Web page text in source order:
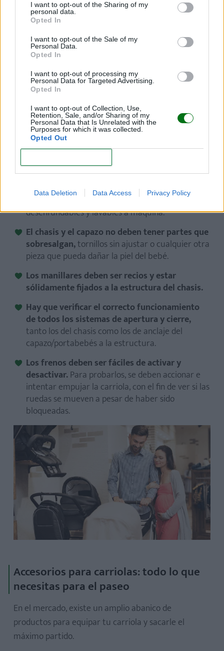
I want to opt-out of the Sharing of my
personal data.
Opted In
I want to opt-out of the Sale of my
Personal Data.
Opted In
I want to opt-out of processing my
Personal Data for Targeted Advertising.
Opted In
I want to opt-out of Collection, Use,
Retention, Sale, and/or Sharing of my
Personal Data that Is Unrelated with the
Purposes for which it was collected.
Opted Out
Data Deletion Data Access Privacy Policy
gusta disfrutar de la ciudad, debes saber que hay
carriolas más compactas y que tienen un plegado
más reducido, lo que permite poder conducirlas con
facilidad por calles estrechas, pasar por cualquier
guardarlos con el chasis plegado incluso en maletas
pequeñas.
Además, es importantecomprobaralgunos
aspectos más técnicos y de seguridad:
Por lo que respecta al capazo, sus dimensiones
deben ser adecuadas para asegurar el confort y
la protección del bebé.Su armazón debe
permitir una correcta ventilación del aire y los
revestimientos deben ser acolchados,
desenfundables y lavables a máquina.
El chasis y el capazo no deben tener partes que
sobresalgan,tornillos sin ajustar o cualquier otra
pieza que pueda dañar la piel del bebé.
Los manillares deben ser recios y estar
sólidamente fijados a la estructura del chasis.
Hay que verificar el correcto funcionamiento
de todos los sistemas de apertura y cierre,
tanto los del chasis como los de anclaje del
capazo/portabebés a la estructura.
Los frenos deben ser fáciles de activar y
desactivar.Para probarlos, se deben accionar e
intentar empujar la carriola, con el fin de ver si las
ruedas se mueven a pesar de haber sido
bloqueadas.
Accesorios para carriolas: todo lo que
necesitas para el paseo
En el mercado, existe un amplio abanico de
productos para equipar tu carriola y sacarle el
máximo partido.